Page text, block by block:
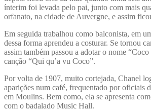
ínterim foi levada pelo pai, junto com mais
orfanato, na cidade de Auvergne, e assim
Em seguida trabalhou como balconista, em
dessa forma aprendeu a costurar. Se tornou
assim também passou a adotar o nome
canção “Qui qu’a vu Coco”.
Por volta de 1907, muito cortejada, Chanel
aparições num café, frequentado por oficiais
em Moulins. Bem como, ela se apresenta
com o badalado Music Hall.